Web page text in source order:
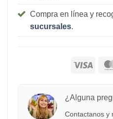
Compra en línea y
sucursales.
¿Alguna
Contactanos y